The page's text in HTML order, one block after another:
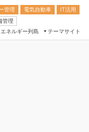
管理 電気自動車
IT活用
管理
エネルギー列島
テーマサイト